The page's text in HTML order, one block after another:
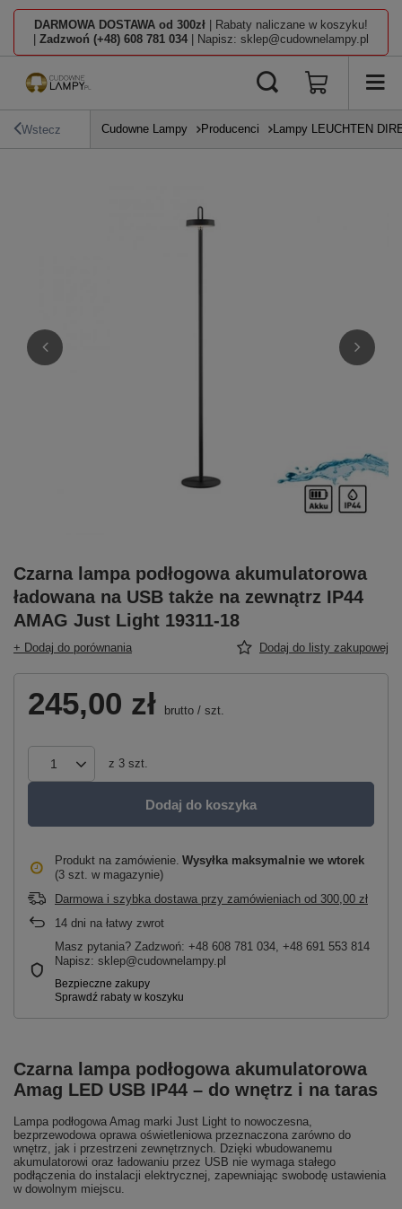
DARMOWA DOSTAWA od 300zł | Rabaty naliczane w koszyku!
Zadzwoń (+48) 608 781 034 | Napisz: sklep@cudownelampy.pl
Wstecz Cudowne Lampy Producenci Lampy LEUCHTEN
Czarna lampa podłogowa akumulatorowa
ładowana na USB także na zewnątrz IP44
AMAG Just Light 19311-18
+ Dodaj do porównania Dodaj do listy zakupowej
245,00 zł brutto / szt.
z 3 szt.
Dodaj do koszyka
Produkt na zamówienie Wysyłka maksymalnie we wtorek
(3 szt. w magazynie)
Darmowa i szybka dostawa przy zamówieniach od 300,00 zł
14 dni na łatwy zwrot
Masz pytania? Zadzwoń: +48 608 781 034, +48 691 553 814
Napisz: sklep@cudownelampy.pl
Czarna lampa podłogowa akumulatorowa
Amag LED USB IP44 – do wnętrz i na taras
Lampa podłogowa Amag marki Just Light to nowoczesna,
bezprzewodowa oprawa oświetleniowa przeznaczona zarówno do
wnętrz, jak i przestrzeni zewnętrznych. Dzięki wbudowanemu
akumulatorowi oraz ładowaniu przez USB nie wymaga stałego
podłączenia do instalacji elektrycznej, zapewniając swobodę ustawienia
w dowolnym miejscu.